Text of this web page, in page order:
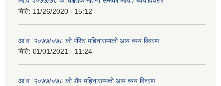
मिति: 11/26/2020 - 15:12
आ.व. २०७७/०७८ को मंसिर महिनासम्मको आय व्यय विवरण
मिति: 01/01/2021 - 11:24
आ.व. २०७७/०७८ को पौष महिनासम्मको आय व्यय विवरण